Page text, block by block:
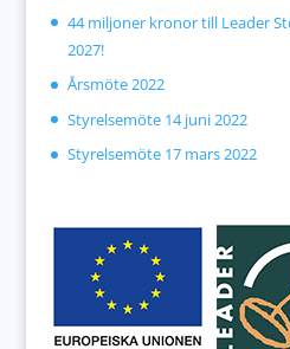
44 miljoner kronor till Leader
2027!
Årsmöte 2022
Styrelsemöte 14 juni 2022
Styrelsemöte 17 mars 2022